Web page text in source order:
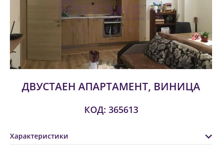
ДВУСТАЕН АПАРТАМЕНТ, ВИНИЦА
КОД: 365613
Характеристики